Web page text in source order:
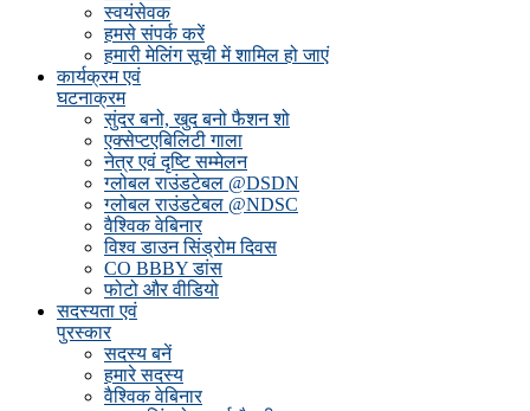
स्वयंसेवक
हमसे संपर्क करें
हमारी मेलिंग सूची में शामिल हो जाएं
कार्यक्रम एवं
घटनाक्रम
सुंदर बनो, खुद बनो फैशन शो
एक्सेप्टएबिलिटी गाला
नेत्र एवं दृष्टि सम्मेलन
ग्लोबल राउंडटेबल @DSDN
ग्लोबल राउंडटेबल @NDSC
वैश्विक वेबिनार
विश्व डाउन सिंड्रोम दिवस
CO BBBY डांस
फोटो और वीडियो
सदस्यता एवं
पुरस्कार
सदस्य बनें
हमारे सदस्य
वैश्विक वेबिनार